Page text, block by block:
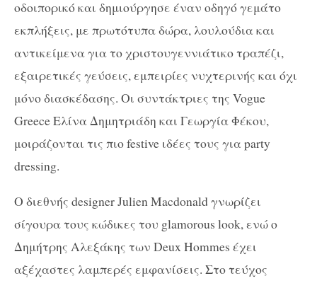
οδοιπορικό και δημιούργησε έναν οδηγό γεμάτο
εκπλήξεις, με πρωτότυπα δώρα, λουλούδια και
αντικείμενα για το χριστουγεννιάτικο τραπέζι,
εξαιρετικές γεύσεις, εμπειρίες νυχτερινής και όχι
μόνο διασκέδασης. Οι συντάκτριες της Vogue
Greece Ελίνα Δημητριάδη και Γεωργία Φέκου,
μοιράζονται τις πιο festive ιδέες τους για party
dressing.
Ο διεθνής designer Julien Macdonald γνωρίζει
σίγουρα τους κώδικες του glamorous look, ενώ ο
Δημήτρης Αλεξάκης των Deux Hommes έχει
αξέχαστες λαμπερές εμφανίσεις. Στο τεύχος